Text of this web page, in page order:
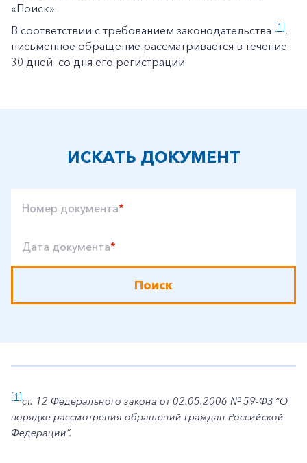
Заказать обратный звонок
«Поиск».
В соответствии с требованием законодательства [1],
письменное обращение рассматривается в течение
30 дней со дня его регистрации.
ИСКАТЬ ДОКУМЕНТ
Номер документа*
Дата документа*
Поиск
[1]ст. 12 Федерального закона от 02.05.2006 № 59-ФЗ “О
порядке рассмотрения обращений граждан Российской
Федерации”.